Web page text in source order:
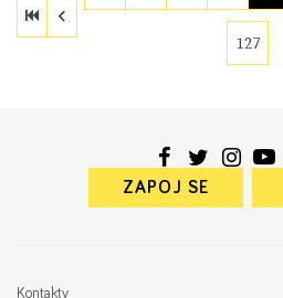
127
ZAPOJ SE
Kontakty